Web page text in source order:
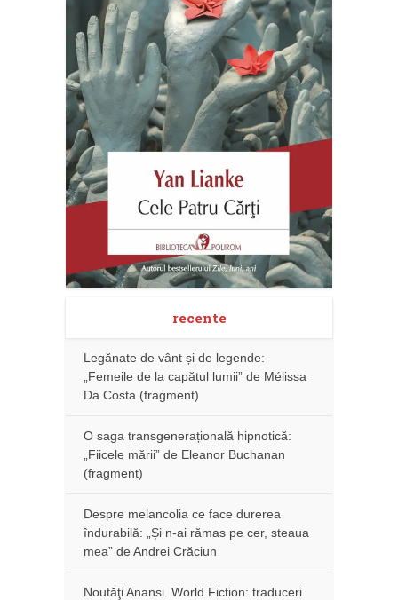
recente
Legănate de vânt și de legende:
„Femeile de la capătul lumii” de Mélissa
Da Costa (fragment)
O saga transgenerațională hipnotică:
„Fiicele mării” de Eleanor Buchanan
(fragment)
Despre melancolia ce face durerea
îndurabilă: „Și n-ai rămas pe cer, steaua
mea” de Andrei Crăciun
Noutăţi Anansi. World Fiction: traduceri